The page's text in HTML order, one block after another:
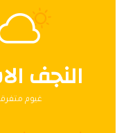
النجف
غيوم